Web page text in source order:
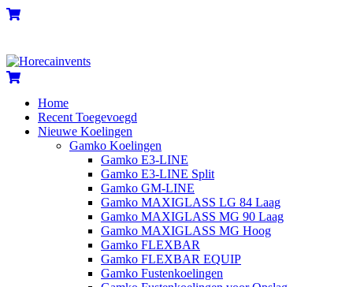
Skip
MenuCart
Cart
Home
Recent Toegevoegd
Nieuwe Koelingen
Gamko Koelingen
Gamko E3-LINE
Gamko E3-LINE Split
Gamko GM-LINE
Gamko MAXIGLASS LG 84 Laag
Gamko MAXIGLASS MG 90 Laag
Gamko MAXIGLASS MG Hoog
Gamko FLEXBAR
Gamko FLEXBAR EQUIP
Gamko Fustenkoelingen